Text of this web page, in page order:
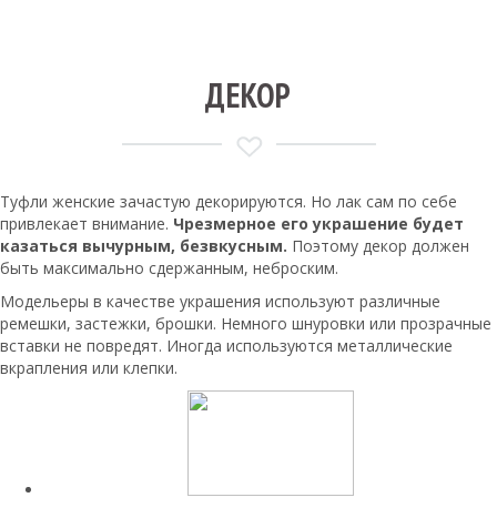
ДЕКОР
Туфли женские зачастую декорируются. Но лак сам по себе
привлекает внимание. Чрезмерное его украшение будет
казаться вычурным, безвкусным. Поэтому декор должен
быть максимально сдержанным, неброским.
Модельеры в качестве украшения используют различные
ремешки, застежки, брошки. Немного шнуровки или прозрачные
вставки не повредят. Иногда используются металлические
вкрапления или клепки.